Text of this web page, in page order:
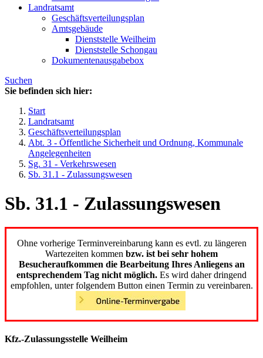
Landratsamt
Geschäftsverteilungsplan
Amtsgebäude
Dienststelle Weilheim
Dienststelle Schongau
Dokumentenausgabebox
Suchen
Sie befinden sich hier:
Start
Landratsamt
Geschäftsverteilungsplan
Abt. 3 - Öffentliche Sicherheit und Ordnung, Kommunale
Angelegenheiten
Sg. 31 - Verkehrswesen
Sb. 31.1 - Zulassungswesen
Sb. 31.1 - Zulassungswesen
Ohne vorherige Terminvereinbarung kann es evtl. zu längeren
Wartezeiten kommen bzw. ist bei sehr hohem
Besucheraufkommen die Bearbeitung Ihres Anliegens an
entsprechendem Tag nicht möglich. Es wird daher dringend
empfohlen, unter folgendem Button einen Termin zu vereinbaren.
Kfz.-Zulassungsstelle Weilheim